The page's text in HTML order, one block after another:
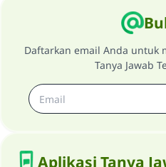
Daftarkan email Anda untuk
Tanya Jawab
Aplikasi Tanya